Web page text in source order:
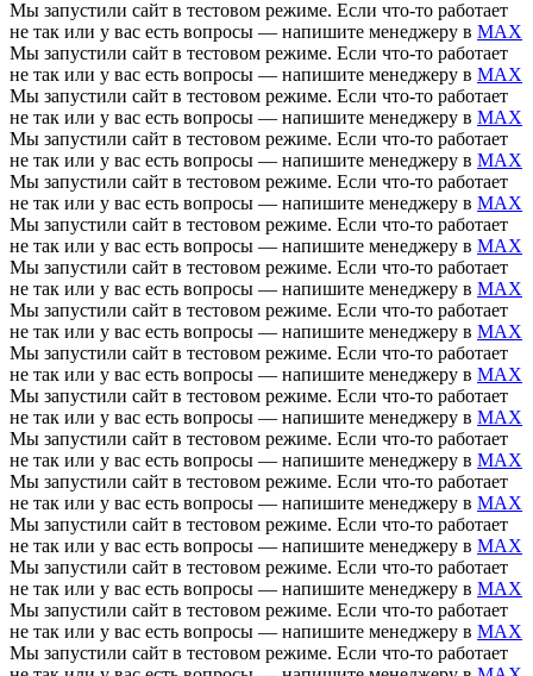
Мы запустили сайт в тестовом режиме. Если что-то работает
не так или у вас есть вопросы — напишите менеджеру в MAX
Мы запустили сайт в тестовом режиме. Если что-то работает
не так или у вас есть вопросы — напишите менеджеру в MAX
Мы запустили сайт в тестовом режиме. Если что-то работает
не так или у вас есть вопросы — напишите менеджеру в MAX
Мы запустили сайт в тестовом режиме. Если что-то работает
не так или у вас есть вопросы — напишите менеджеру в MAX
Мы запустили сайт в тестовом режиме. Если что-то работает
не так или у вас есть вопросы — напишите менеджеру в MAX
Мы запустили сайт в тестовом режиме. Если что-то работает
не так или у вас есть вопросы — напишите менеджеру в MAX
Мы запустили сайт в тестовом режиме. Если что-то работает
не так или у вас есть вопросы — напишите менеджеру в MAX
Мы запустили сайт в тестовом режиме. Если что-то работает
не так или у вас есть вопросы — напишите менеджеру в MAX
Мы запустили сайт в тестовом режиме. Если что-то работает
не так или у вас есть вопросы — напишите менеджеру в MAX
Мы запустили сайт в тестовом режиме. Если что-то работает
не так или у вас есть вопросы — напишите менеджеру в MAX
Мы запустили сайт в тестовом режиме. Если что-то работает
не так или у вас есть вопросы — напишите менеджеру в MAX
Мы запустили сайт в тестовом режиме. Если что-то работает
не так или у вас есть вопросы — напишите менеджеру в MAX
Мы запустили сайт в тестовом режиме. Если что-то работает
не так или у вас есть вопросы — напишите менеджеру в MAX
Мы запустили сайт в тестовом режиме. Если что-то работает
не так или у вас есть вопросы — напишите менеджеру в MAX
Мы запустили сайт в тестовом режиме. Если что-то работает
не так или у вас есть вопросы — напишите менеджеру в MAX
Мы запустили сайт в тестовом режиме. Если что-то работает